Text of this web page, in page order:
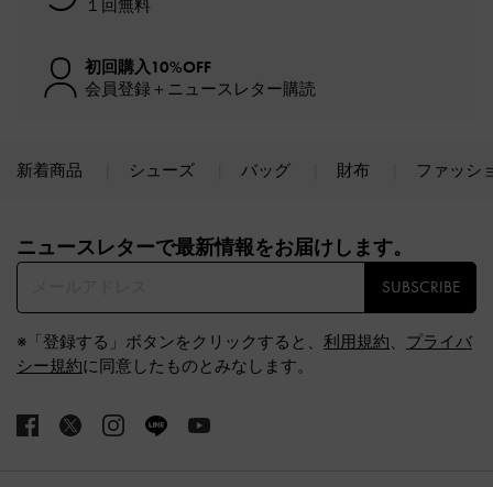
１回無料
初回購入10%OFF
会員登録＋ニュースレター購読
新着商品 シューズ バッグ 財布 ファッシ
ニュースレターで最新情報をお届けします。​
SUBSCRIBE
※「登録する」ボタンをクリックすると、 利用規約、 プライバ
シー規約に同意したものとみなします。